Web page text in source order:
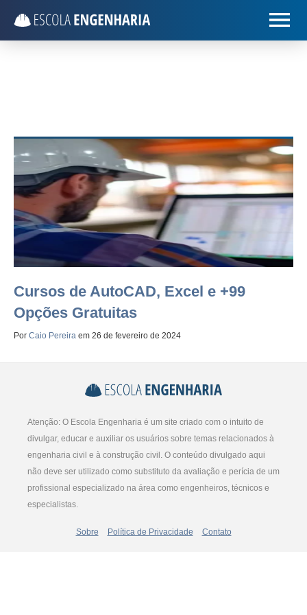
Cursos de AutoCAD, Excel e +99
Opções Gratuitas
Por Caio Pereira em 26 de fevereiro de 2024
Atenção: O Escola Engenharia é um site criado com o intuito de
divulgar, educar e auxiliar os usuários sobre temas relacionados à
engenharia civil e à construção civil. O conteúdo divulgado aqui
não deve ser utilizado como substituto da avaliação e perícia de um
profissional especializado na área como engenheiros, técnicos e
especialistas.
Sobre Política de Privacidade Contato